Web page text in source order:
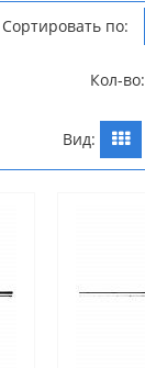
Сортировать по:
Кол-во:
Вид: